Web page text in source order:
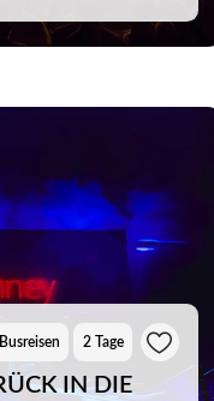
Busreisen 2 Tage
IN DIE